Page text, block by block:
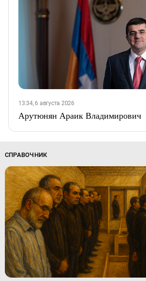
13:34, 6 августа 2026
Арутюнян Араик Владимирович
СПРАВОЧНИК